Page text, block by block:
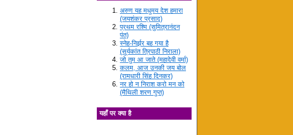
अरुण यह मधुमय देश हमारा
(जयशंकर प्रसाद)
प्रथम रश्मि (सुमित्रानंदन
पंत)
स्नेह-निर्झर बह गया है
(सूर्यकांत त्रिपाठी निराला)
जो तुम आ जाते (महादेवी वर्मा)
कलम, आज उनकी जय बोल
(रामधारी सिंह दिनकर)
नर हो न निराश करो मन को
(मैथिली शरण गुप्त)
यहाँ पर क्या है